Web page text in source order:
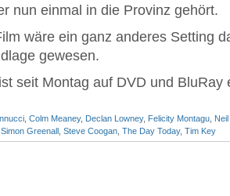
nun einmal in die Provinz gehört.
wäre ein ganz anderes Setting
gewesen.
seit Montag auf DVD und BluRay
Colm Meaney, Declan Lowney, Felicity Montagu
Simon Greenall Steve Coogan The Day Today, Tim Key